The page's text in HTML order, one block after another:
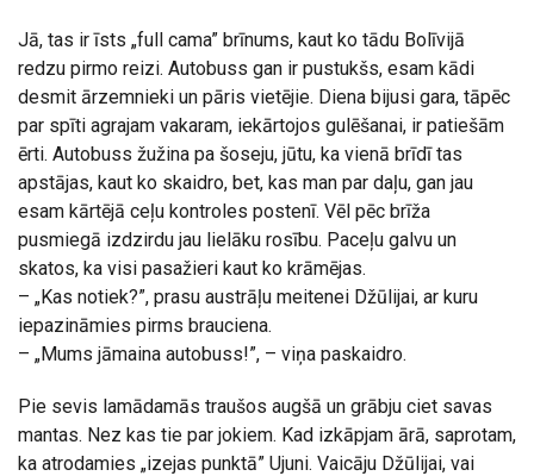
Jā, tas ir īsts „full cama” brīnums, kaut ko tādu Bolīvijā
redzu pirmo reizi. Autobuss gan ir pustukšs, esam kādi
desmit ārzemnieki un pāris vietējie. Diena bijusi gara, tāpēc
par spīti agrajam vakaram, iekārtojos gulēšanai, ir patiešām
ērti. Autobuss žužina pa šoseju, jūtu, ka vienā brīdī tas
apstājas, kaut ko skaidro, bet, kas man par daļu, gan jau
esam kārtējā ceļu kontroles postenī. Vēl pēc brīža
pusmiegā izdzirdu jau lielāku rosību. Paceļu galvu un
skatos, ka visi pasažieri kaut ko krāmējas.
– „Kas notiek?”, prasu austrāļu meitenei Džūlijai, ar kuru
iepazināmies pirms brauciena.
– „Mums jāmaina autobuss!”, – viņa paskaidro.
Pie sevis lamādamās traušos augšā un grābju ciet savas
mantas. Nez kas tie par jokiem. Kad izkāpjam ārā, saprotam,
ka atrodamies „izejas punktā” Ujuni. Vaicāju Džūlijai, vai